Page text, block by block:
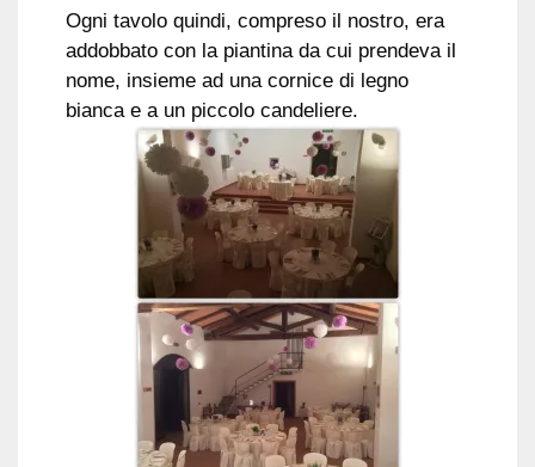
Ogni tavolo quindi, compreso il nostro, era
addobbato con la piantina da cui prendeva il
nome, insieme ad una cornice di legno
bianca e a un piccolo candeliere.